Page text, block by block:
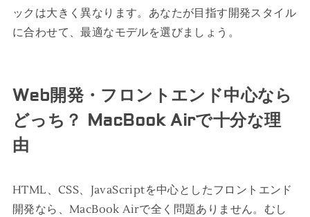
ックは大きく異なります。あなたが目指す開発スタイル
に合わせて、最適なモデルを選びましょう。
Web開発・フロントエンド中心なら
どっち？ MacBook Airで十分な理
由
HTML、CSS、JavaScriptを中心としたフロントエンド
開発なら、MacBook Airで全く問題ありません。むし